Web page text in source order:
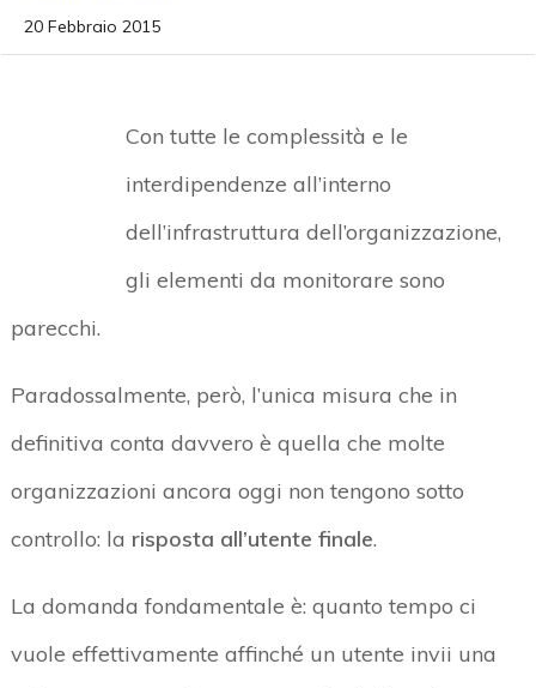
20 Febbraio 2015
Con tutte le complessità e le
interdipendenze all’interno
dell’infrastruttura dell’organizzazione,
gli elementi da monitorare sono
parecchi.
Paradossalmente, però, l’unica misura che in
definitiva conta davvero è quella che molte
organizzazioni ancora oggi non tengono sotto
controllo: la risposta all’utente finale.
La domanda fondamentale è: quanto tempo ci
vuole effettivamente affinché un utente invii una